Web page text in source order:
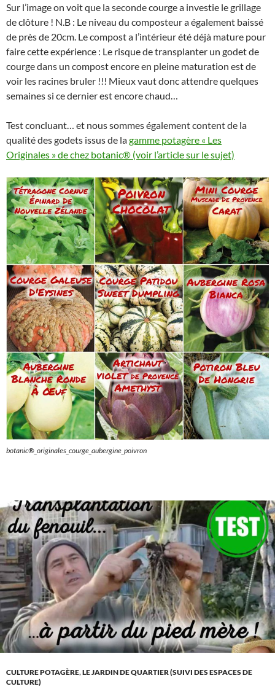
Sur l’image on voit que la seconde courge a investie le grillage
de clôture ! N.B : Le niveau du composteur a également baissé
de près de 20cm. Le compost a l’intérieur été déjà mature pour
faire cette expérience : Le risque de transplanter un godet de
courge dans un compost encore en pleine maturation est de
voir les racines bruler !!! Mieux vaut donc attendre quelques
semaines si ce dernier est encore chaud…
Test concluant… et nous sommes également content de la
qualité des godets issus de lagamme potagère « Les
Originales » de chez botanic® (voir l’article sur le sujet)
botanic®_originales_courge_aubergine_poivron
CULTURE POTAGÈRE,LE JARDIN DE QUARTIER (SUIVI DES ESPACES DE
CULTURE)